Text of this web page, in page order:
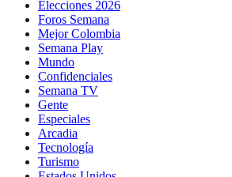
Elecciones 2026
Foros Semana
Mejor Colombia
Semana Play
Mundo
Confidenciales
Semana TV
Gente
Especiales
Arcadia
Tecnología
Turismo